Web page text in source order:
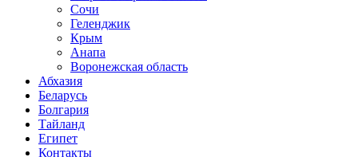
Сочи
Геленджик
Крым
Анапа
Воронежская область
Абхазия
Беларусь
Болгария
Тайланд
Египет
Контакты